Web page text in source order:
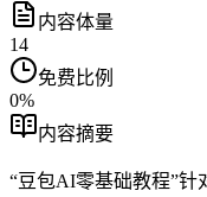
内容体量
14
免费比例
0%
内容摘要
“豆包AI零基础教程”针